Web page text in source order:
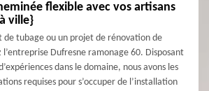
flexible avec vos artisans
ville}
de tubage ou un projet de rénovation de
l’entreprise Dufresne ramonage 60. Disposant
dans le domaine, nous avons les
requises pour s’occuper de l’installation